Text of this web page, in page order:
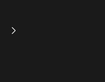
た李蓉に驚いて博打場を飛び出した
雅は、通りかかった蘇容華とぶつか